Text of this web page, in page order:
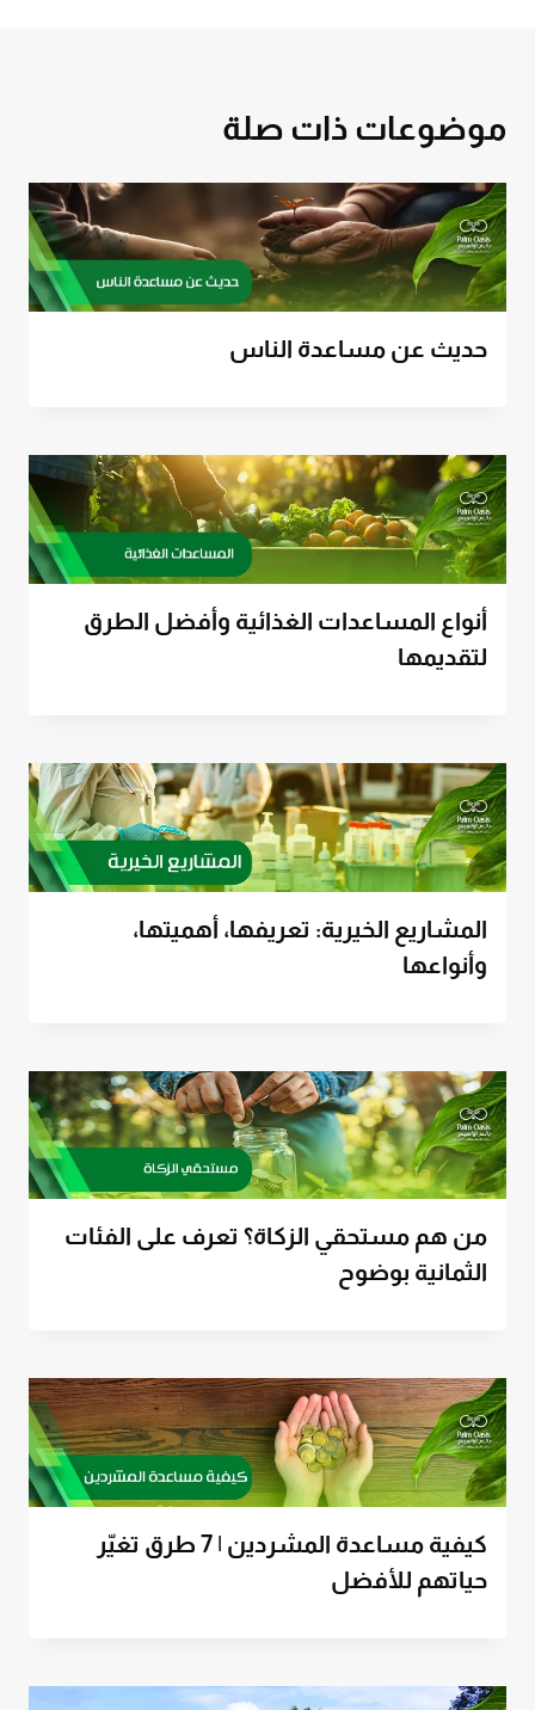
موضوعات ذات صلة
حديث عن مساعدة الناس
أنواع المساعدات الغذائية وأفضل الطرق
لتقديمها
المشاريع الخيرية: تعريفها، أهميتها،
وأنواعها
من هم مستحقي الزكاة؟ تعرف على الفئات
الثمانية بوضوح
كيفية مساعدة المشردين | 7 طرق تغيّر
حياتهم للأفضل